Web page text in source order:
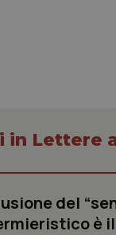
in Lettere
del
è
Nome